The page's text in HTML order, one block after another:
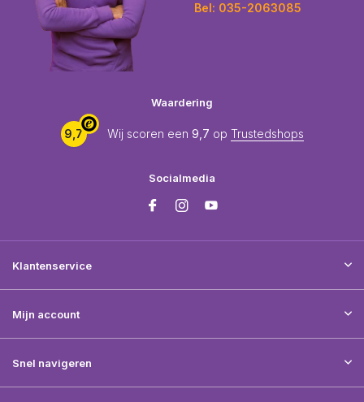
Bel: 035-2063085
Waardering
9,7 Wij scoren een 9,7 op Trustedshops
Socialmedia
Klantenservice
Mijn account
Snel navigeren